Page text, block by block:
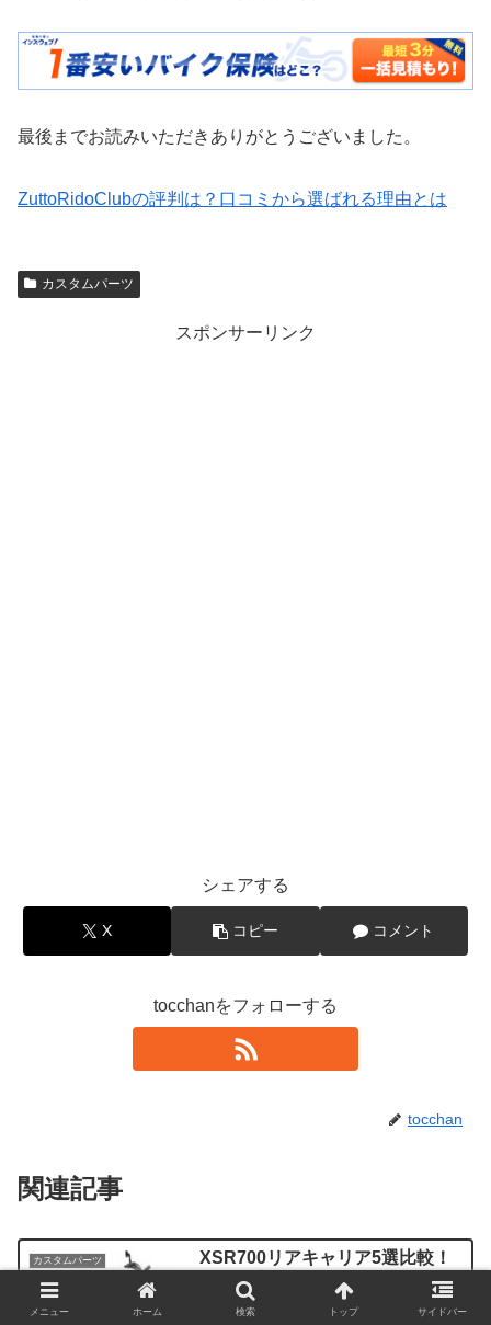
最後までお読みいただきありがとうございました。
ZuttoRidoClubの評判は？口コミから選ばれる理由とは
カスタムパーツ
スポンサーリンク
シェアする
X コピー コメント
tocchanをフォローする
tocchan
関連記事
カスタムパーツ
XSR700リアキャリア5選比較！
積載を増やしてツーリングに行こ
メニュー ホーム 検索 トップ サイドバー